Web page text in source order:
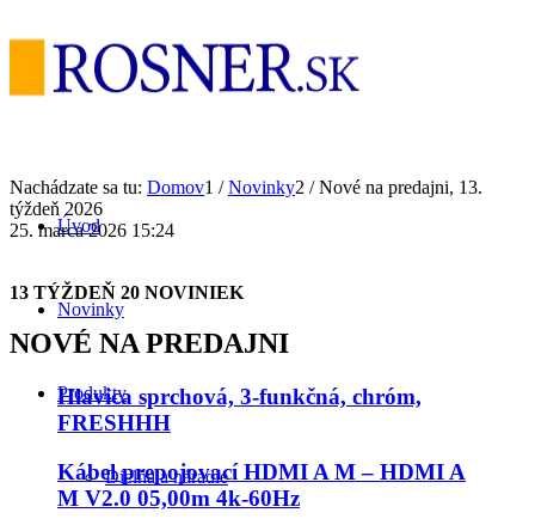
Úvod
Novinky
Produkty
Dielňa a náradie
Nachádzate sa tu: Domov1 / Novinky2 / Nové na predajni, 13.
týždeň 2026
25. marca 2026 15:24
13 TÝŽDEŇ 20 NOVINIEK
NOVÉ NA PREDAJNI
Hlavica sprchová, 3-funkčná, chróm,
FRESHHH
Kábel prepojovací HDMI A M – HDMI A
M V2.0 05,00m 4k-60Hz